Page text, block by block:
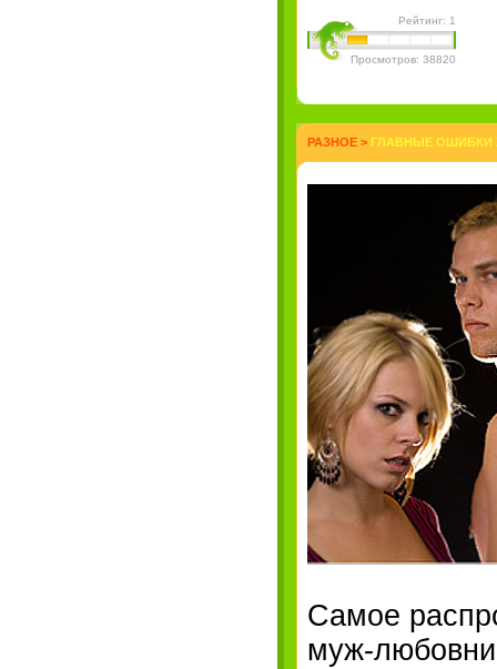
Рейтинг: 1
Просмотров: 38820
РАЗНОЕ > ГЛАВНЫЕ
Самое
муж-